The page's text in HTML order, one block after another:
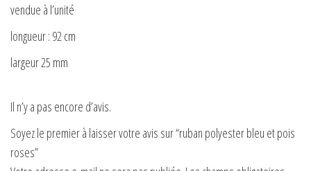
vendue à l’unité
longueur : 92 cm
largeur 25 mm
Il n’y a pas encore d’avis.
Soyez le premier à laisser votre avis sur “ruban polyester bleu et pois
roses”